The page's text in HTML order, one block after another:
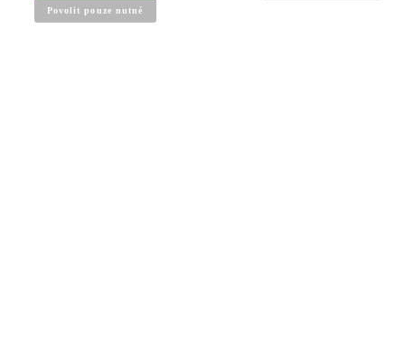
Reklamační řád
Povolit pouze nutné